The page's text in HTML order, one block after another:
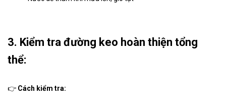
3. Kiểm tra đường keo hoàn thiện tổng
thể:
👉 Cách kiểm tra: